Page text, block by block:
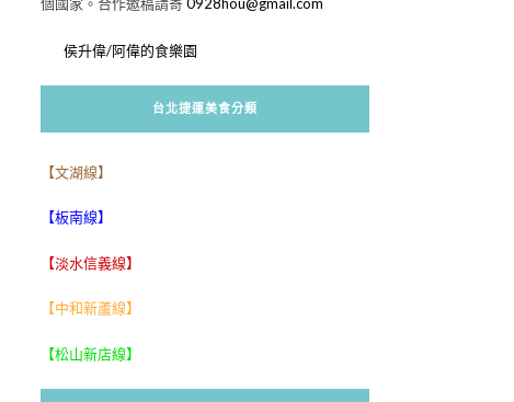
侯升偉/阿偉的食樂園
台北捷運美食分類
【文湖線】
【板南線】
【淡水信義線】
【中和新蘆線】
【松山新店線】